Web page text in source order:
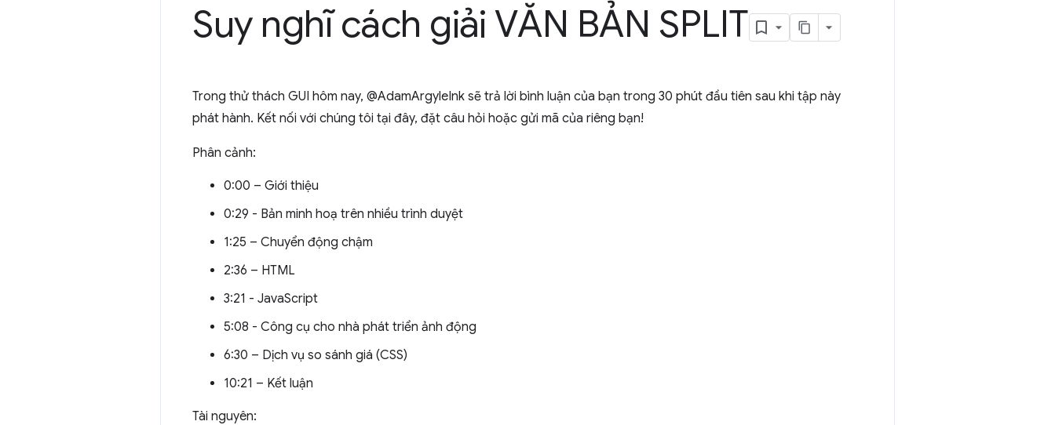
Suy nghĩ cách giải VĂN BẢN SPLIT
Trong thử thách GUI hôm nay, @AdamArgyleInk sẽ trả lời bình luận của bạn trong 30 phút đầu tiên sau khi tập này
phát hành. Kết nối với chúng tôi tại đây, đặt câu hỏi hoặc gửi mã của riêng bạn!
Phân cảnh:
0:00 – Giới thiệu
0:29 - Bản minh hoạ trên nhiều trình duyệt
1:25 – Chuyển động chậm
2:36 – HTML
3:21 - JavaScript
5:08 - Công cụ cho nhà phát triển ảnh động
6:30 – Dịch vụ so sánh giá (CSS)
10:21 – Kết luận
Tài nguyên: